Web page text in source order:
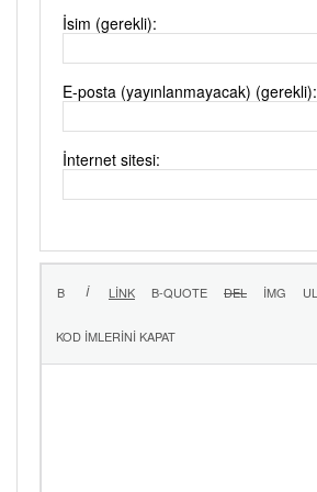
İsim (gerekli):
E-posta (yayınlanmayacak) (gerekli):
İnternet sitesi: